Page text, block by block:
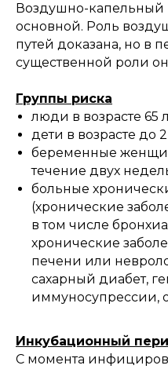
Воздушно-капельный
основной. Роль
путей доказана, но в
существенной роли
Группы риска
люди в возрасте 65
дети в возрасте до 2
беременные
течение двух
больные
(хронические
в том числе
хронические
печени или
сахарный диабет,
иммуносупрессии,
Инкубационный
С момента